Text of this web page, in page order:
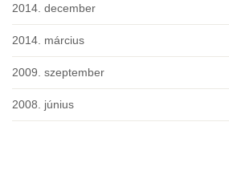
2014. december
2014. március
2009. szeptember
2008. június